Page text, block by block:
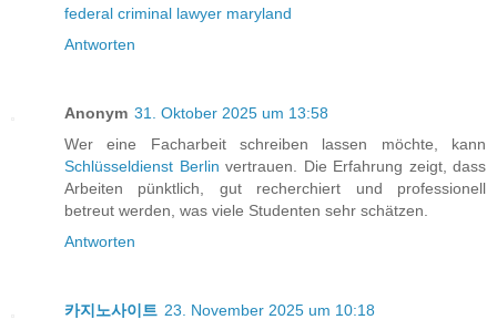
federal criminal lawyer maryland
Antworten
Anonym 31. Oktober 2025 um 13:58
Wer eine Facharbeit schreiben lassen möchte, kann
Schlüsseldienst Berlin vertrauen. Die Erfahrung zeigt, dass
Arbeiten pünktlich, gut recherchiert und professionell
betreut werden, was viele Studenten sehr schätzen.
Antworten
카지노사이트 23. November 2025 um 10:18